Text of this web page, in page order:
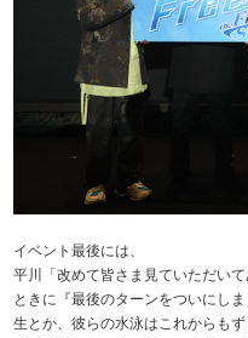
イベント最後には、
平川「改めて皆さま見ていただい
ときに『最後のターンをついにし
生とか、彼らの水泳はこれからも